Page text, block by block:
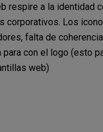
respire a la identidad
Los
falta de
con el logo (esto
web)